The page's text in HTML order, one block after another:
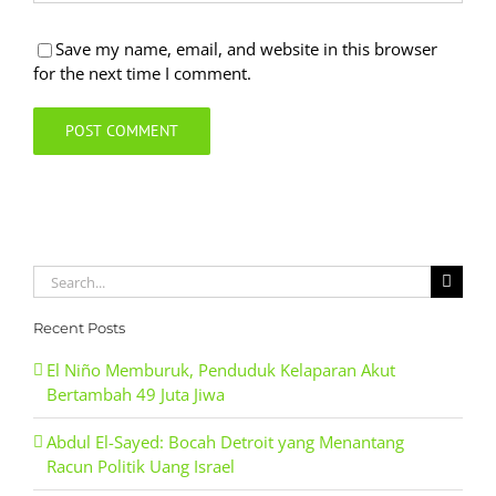
Save my name, email, and website in this browser
for the next time I comment.
Search
for:
Recent Posts
El Niño Memburuk, Penduduk Kelaparan Akut
Bertambah 49 Juta Jiwa
Abdul El-Sayed: Bocah Detroit yang Menantang
Racun Politik Uang Israel